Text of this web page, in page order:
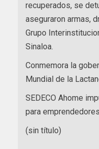
recuperados, se
aseguraron armas,
Grupo
Sinaloa.
Conmemora la
Mundial de la
SEDECO Ahome
para
(sin título)